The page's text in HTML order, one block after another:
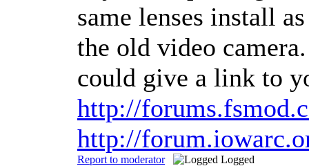
same lenses install
the old video
could give a link to
http://
http://
Report to moderator Logged